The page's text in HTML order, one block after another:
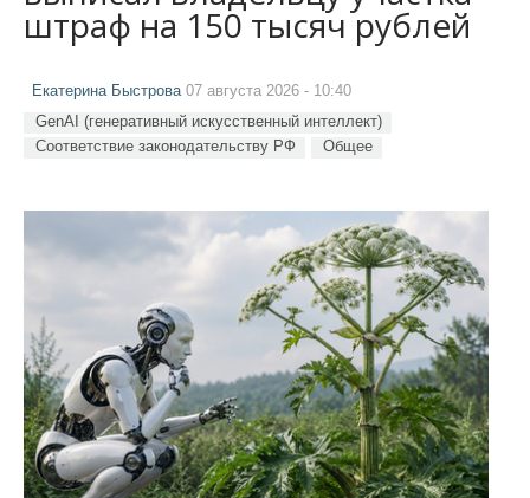
штраф на 150 тысяч рублей
Екатерина Быстрова07 августа 2026 - 10:40
GenAI (генеративный искусственный интеллект)
Соответствие законодательству РФ
Общее